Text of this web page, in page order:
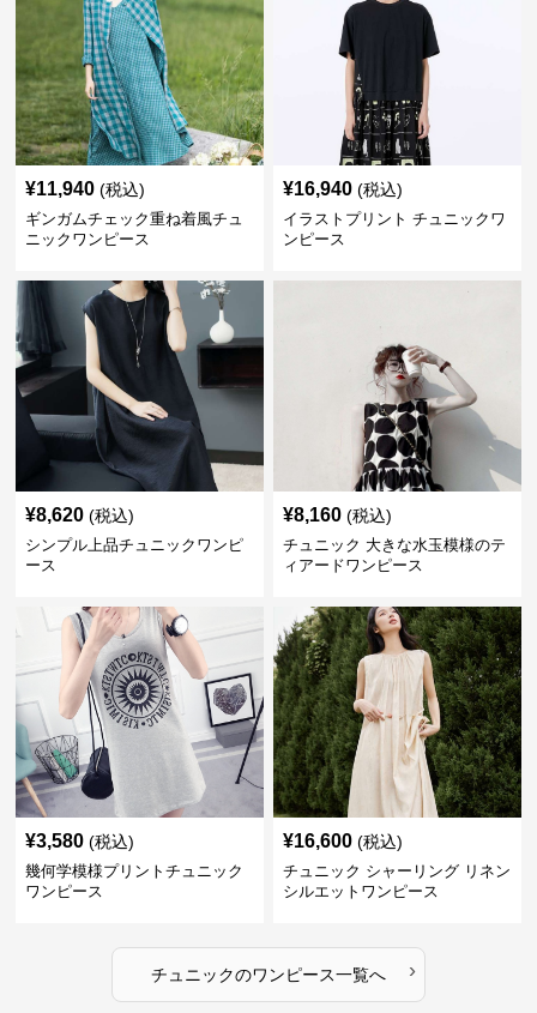
¥11,940 (税込)
ギンガムチェック重ね着風チュ
ニックワンピース
¥16,940 (税込)
イラストプリント チュニックワ
ンピース
¥8,620 (税込)
シンプル上品チュニックワンピ
ース
¥8,160 (税込)
チュニック 大きな水玉模様のテ
ィアードワンピース
¥3,580 (税込)
幾何学模様プリントチュニック
ワンピース
¥16,600 (税込)
チュニック シャーリング リネン
シルエットワンピース
チュニックのワンピース一覧へ ›